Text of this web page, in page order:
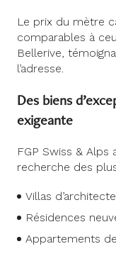
Le prix du mètre
comparables à
Bellerive,
l’adresse.
Des biens
exigeante
FGP Swiss &
recherche des
Villas
Résidences
Appartements